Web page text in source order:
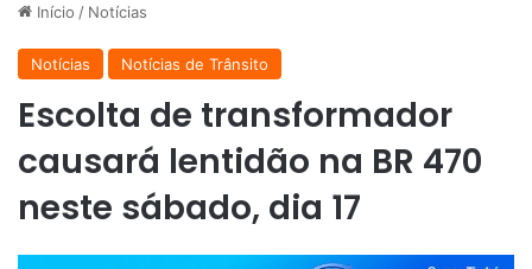
Início / Notícias
Notícias Notícias de Trânsito
Escolta de transformador
causará lentidão na BR 470
neste sábado, dia 17